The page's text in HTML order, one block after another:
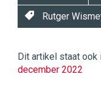
Rutger
Dit artikel staat ook
december 2022